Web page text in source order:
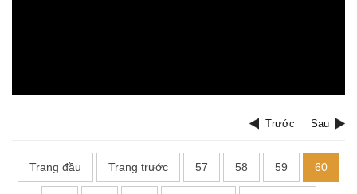
Trước Sau
Trang đầu Trang trước 57 58 59 60